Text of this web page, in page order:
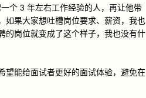
个 3 年左右工作经验的人，再让他带
如果大家想吐槽岗位要求、薪资，我也
的岗位就变成了这个样子，我也没有什
望能给面试者更好的面试体验，避免在